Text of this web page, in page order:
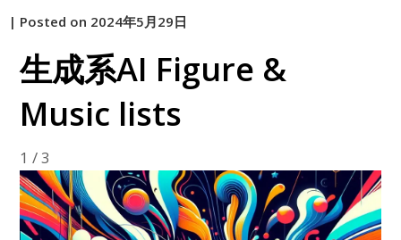
by
| Posted on 2024年5月29日
生成系AI Figure &
Music lists
1 / 3